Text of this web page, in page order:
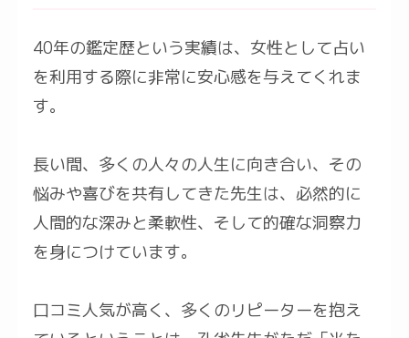
40年の鑑定歴という実績は、女性として占い
を利用する際に非常に安心感を与えてくれま
す。
長い間、多くの人々の人生に向き合い、その
悩みや喜びを共有してきた先生は、必然的に
人間的な深みと柔軟性、そして的確な洞察力
を身につけています。
口コミ人気が高く、多くのリピーターを抱え